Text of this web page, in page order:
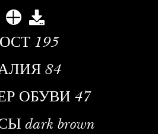
195
84
ОБУВИ 47
dark brown